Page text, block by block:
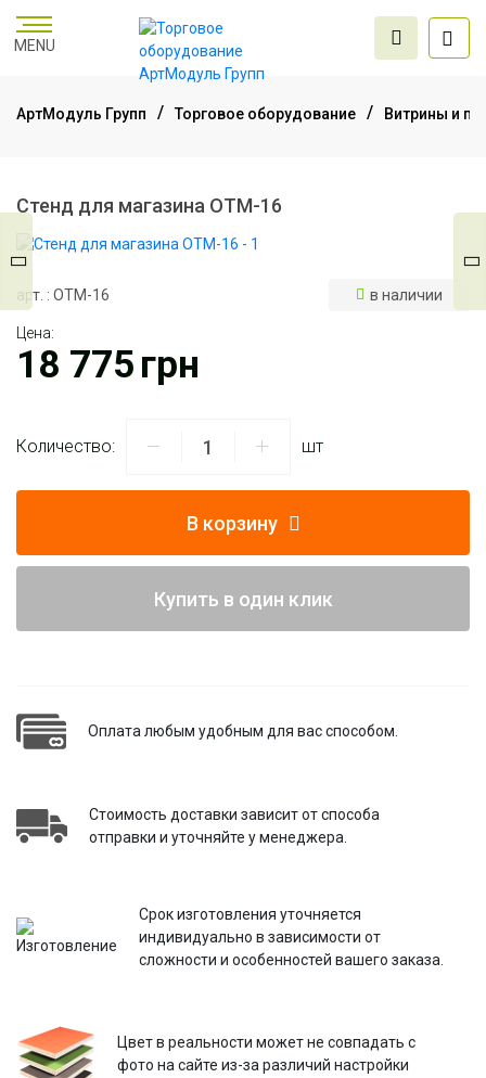
MENU
оборудование
проектирования
АртМодуль Групп Торговое оборудование Витрины и
Стенд для магазина ОТМ-16
арт. : ОТМ-16 в наличии
Цена:
18 775грн
Количество: шт
В корзину
Купить в один клик
Оплата любым удобным для вас способом.
Стоимость доставки зависит от способа
отправки и уточняйте у менеджера.
Срок изготовления уточняется
индивидуально в зависимости от
сложности и особенностей вашего заказа.
Цвет в реальности может не совпадать с
фото на сайте из-за различий настройки